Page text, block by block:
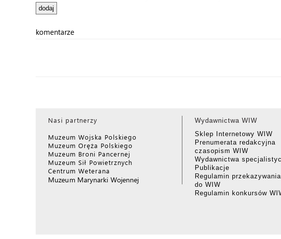
komentarze
Nasi partnerzy
Muzeum Wojska Polskiego
Muzeum Oręża Polskiego
Muzeum Broni Pancernej
Muzeum Sił Powietrznych
Centrum Weterana
Muzeum Marynarki Wojennej
Wydawnictwa WIW
Sklep Internetowy WIW
Prenumerata redakcyjna
czasopism WIW
Wydawnictwa
Publikacje
Regulamin
do WIW
Regulamin konkursów